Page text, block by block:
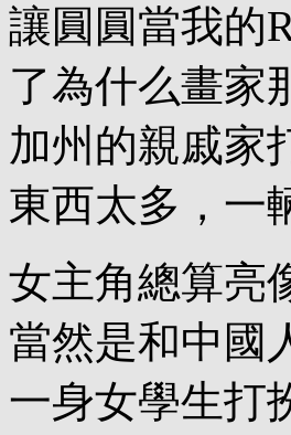
讓圓圓當我的
了為什么畫家
加州的親戚家
東西太多，一
女主角總算亮
當然是和中國
一身女學生打